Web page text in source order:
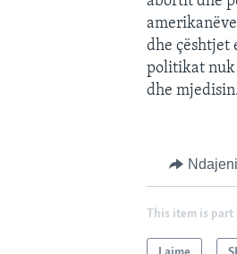
dhe çështjet
politikat nuk
dhe
Ndajeni
This item is part